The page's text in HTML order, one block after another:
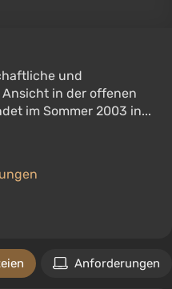
und
in der offenen
im Sommer 2003 in...
Anforderungen